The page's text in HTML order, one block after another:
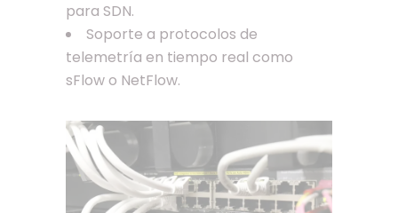
para SDN.
Soporte a protocolos de
telemetría en tiempo real como
sFlow o NetFlow.